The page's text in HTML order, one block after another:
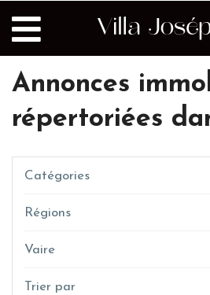
Annonces
répertoriées
Catégories
Régions
Vaire
Trier par